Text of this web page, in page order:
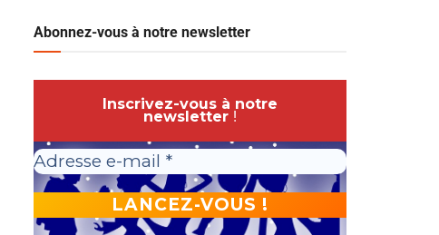
Abonnez-vous à notre newsletter
Inscrivez-vous à notre
newsletter !